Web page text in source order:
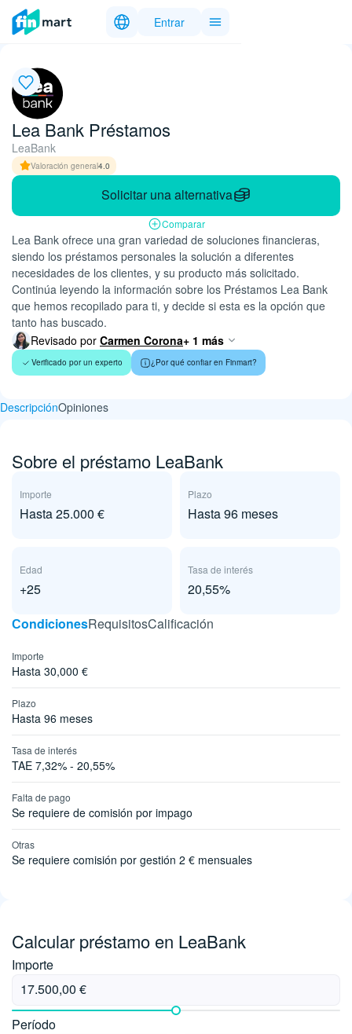
Entrar
Lea Bank Préstamos
LeaBank
Valoración general4.0
Solicitar una alternativa
Comparar
Lea Bank ofrece una gran variedad de soluciones financieras,
siendo los préstamos personales la solución a diferentes
necesidades de los clientes, y su producto más solicitado.
Continúa leyendo la información sobre los Préstamos Lea Bank
que hemos recopilado para ti, y decide si esta es la opción que
tanto has buscado.
Revisado por Carmen Corona+ 1 más
Verificado por un experto ¿Por qué confiar en Finmart?
DescripciónOpiniones
Sobre el préstamo LeaBank
Importe
Hasta 25.000 €
Plazo
Hasta 96 meses
Edad
+25
Tasa de interés
20,55%
СondicionesRequisitosCalificación
Importe
Hasta 30,000 €
Plazo
Hasta 96 meses
Tasa de interés
TAE 7,32% - 20,55%
Falta de pago
Se requiere de comisión por impago
Otras
Se requiere comisión por gestión 2 € mensuales
Calcular préstamo en LeaBank
Importe
Período